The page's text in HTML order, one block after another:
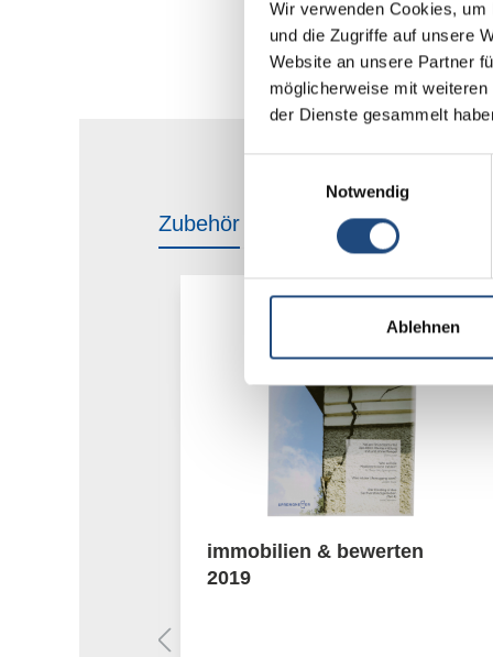
Wir verwenden Cookies,
und die Zugriffe auf unsere
Website an unsere Partner
möglicherweise mit
der Dienste gesammelt
Notwendig
Ablehnen
Zubehör
Produktgalerie überspringen
immobilien & bewerten
2019